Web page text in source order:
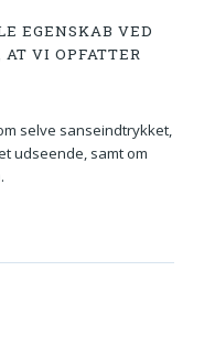
EGENSKAB VED
AT VI OPFATTER
selve sanseindtrykket,
udseende, samt om